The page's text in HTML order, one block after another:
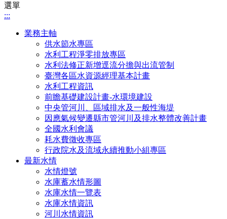
選單
:::
業務主軸
供水節水專區
水利工程淨零排放專區
水利法修正新增逕流分擔與出流管制
臺灣各區水資源經理基本計畫
水利工程資訊
前瞻基礎建設計畫-水環境建設
中央管河川、區域排水及一般性海堤
因應氣候變遷縣市管河川及排水整體改善計畫
全國水利會議
耗水費徵收專區
行政院水及流域永續推動小組專區
最新水情
水情燈號
水庫蓄水情形圖
水庫水情一覽表
水庫水情資訊
河川水情資訊